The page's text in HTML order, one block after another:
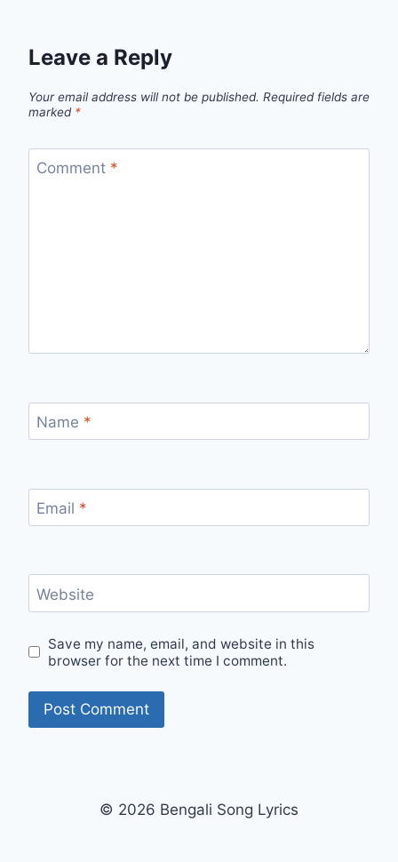
Leave a Reply
Your email address will not be published. Required fields are
marked *
Comment *
Name *
Email *
Website
Save my name, email, and website in this
browser for the next time I comment.
© 2026 Bengali Song Lyrics